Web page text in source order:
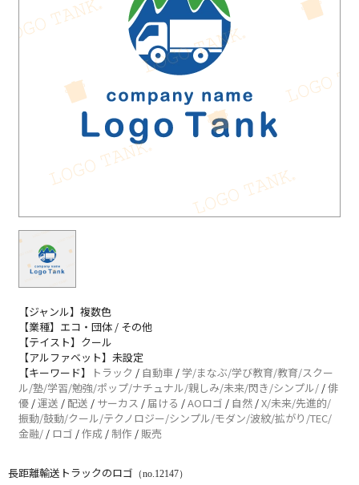
【ジャンル】複数色
【業種】エコ・団体 / その他
【テイスト】クール
【アルファベット】未設定
【キーワード】
トラック / 自動車 /学/まなぶ/学び教育/教育/スクー
ル/塾/学習/勉強/ポップ/ナチュナル/親しみ/未来/閃き/シンプル/ /俳
優 /運送 /配送 / サーカス /届ける /AOロゴ / 自然 /X/未来/先進的/
振動/鼓動/クール/テクノロジー/シンプル/モダン/波紋/拡がり/TEC/
金融/ / ロゴ /作成 / 制作 / 販売
長距離輸送トラックのロゴ （no.12147）